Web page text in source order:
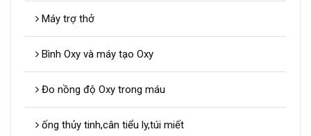
Máy trợ thở
Bình Oxy và máy tạo Oxy
Đo nồng độ Oxy trong máu
ống thủy tinh,cân tiểu ly,túi miết